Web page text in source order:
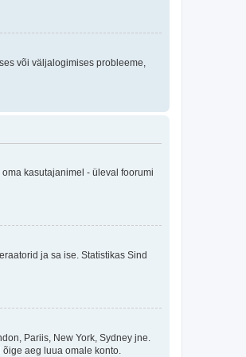
või väljalogimises probleeme,
kasutajanimel - üleval foorumi
ja sa ise. Statistikas Sind
Pariis, New York, Sydney jne.
aeg luua omale konto.